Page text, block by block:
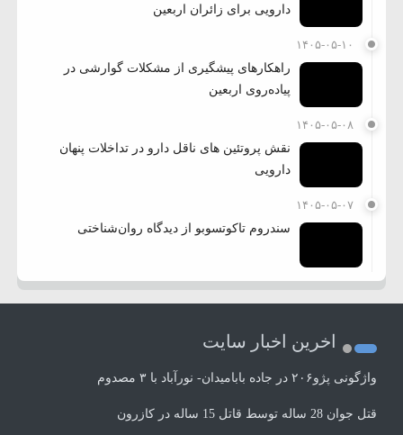
دارویی برای زائران اربعین
۱۴۰۵-۰۵-۱۰
راهکارهای پیشگیری از مشکلات گوارشی در
پیاده‌روی اربعین
۱۴۰۵-۰۵-۰۸
نقش پروتئین های ناقل دارو در تداخلات پنهان
دارویی
۱۴۰۵-۰۵-۰۷
سندروم تاکوتسوبو از دیدگاه روان‌شناختی
اخرین اخبار سایت
واژگونی پژو۲۰۶ در جاده بابامیدان- نورآباد با ۳ مصدوم
قتل جوان 28 ساله توسط قاتل 15 ساله در کازرون